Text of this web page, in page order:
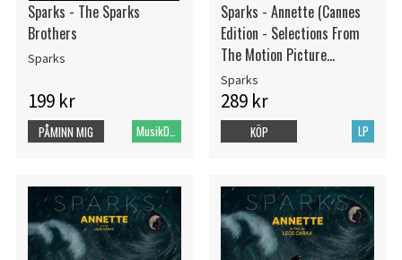
Sparks - The Sparks
Brothers
Sparks
199 kr
MusikDVD
PÅMINN MIG
Sparks - Annette (Cannes
Edition - Selections From
The Motion Picture
Soundtrack)
Sparks
289 kr
LP
KÖP